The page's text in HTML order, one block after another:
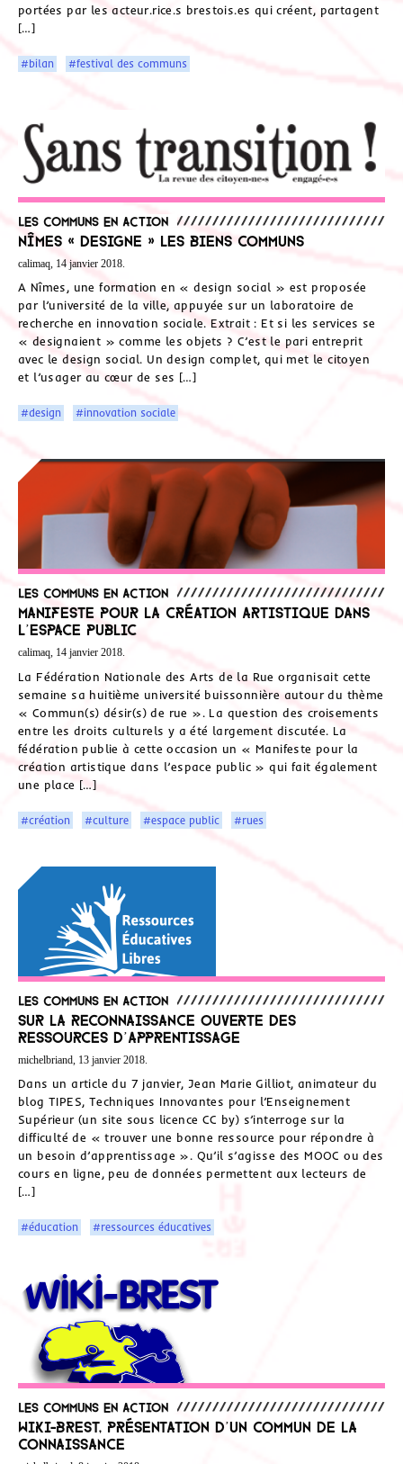
portées par les acteur.rice.s brestois.es qui créent, partagent
[…]
#bilan #festival des communs
Les communs en action
Nîmes « designe » les biens communs
calimaq, 14 janvier 2018.
A Nîmes, une formation en « design social » est proposée
par l’université de la ville, appuyée sur un laboratoire de
recherche en innovation sociale. Extrait : Et si les services se
« designaient » comme les objets ? C’est le pari entreprit
avec le design social. Un design complet, qui met le citoyen
et l’usager au cœur de ses […]
#design #innovation sociale
Les communs en action
Manifeste pour la création artistique dans
l’espace public
calimaq, 14 janvier 2018.
La Fédération Nationale des Arts de la Rue organisait cette
semaine sa huitième université buissonnière autour du thème
« Commun(s) désir(s) de rue ». La question des croisements
entre les droits culturels y a été largement discutée. La
fédération publie à cette occasion un « Manifeste pour la
création artistique dans l’espace public » qui fait également
une place […]
#création #culture #espace public #rues
Les communs en action
Sur la reconnaissance ouverte des
ressources d’apprentissage
michelbriand, 13 janvier 2018.
Dans un article du 7 janvier, Jean Marie Gilliot, animateur du
blog TIPES, Techniques Innovantes pour l’Enseignement
Supérieur (un site sous licence CC by) s’interroge sur la
difficulté de « trouver une bonne ressource pour répondre à
un besoin d’apprentissage ». Qu’il s’agisse des MOOC ou des
cours en ligne, peu de données permettent aux lecteurs de
[…]
#éducation #ressources éducatives
Les communs en action
Wiki-Brest, présentation d’un commun de la
connaissance